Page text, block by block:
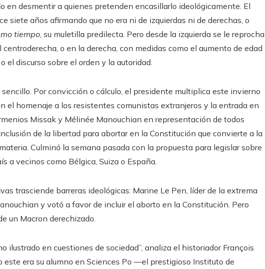
en desmentir a quienes pretenden encasillarlo ideológicamente. El
siete años afirmando que no era ni de izquierdas ni de derechas, o
tiempo , su muletilla predilecta. Pero desde la izquierda se le reprocha
o en la derecha, con medidas como el aumento de edad
el discurso sobre el orden y la autoridad.
Por convicción o cálculo, el presidente multiplica este invierno
el homenaje a los resistentes comunistas extranjeros y la entrada en
Missak y Mélinée Manouchian en representación de todos
de la libertad para abortar en la Constitución que convierte a la
Culminó la semana pasada con la propuesta para legislar sobre
a vecinos como Bélgica, Suiza o España.
trasciende barreras ideológicas: Marine Le Pen, líder de la extrema
y votó a favor de incluir el aborto en la Constitución. Pero
un Macron derechizado.
ilustrado en cuestiones de sociedad”, analiza el historiador François
este era su alumno en Sciences Po —el prestigioso Instituto de